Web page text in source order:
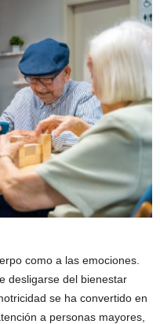
como a las emociones.
desligarse del bienestar
se ha convertido en
a personas mayores,